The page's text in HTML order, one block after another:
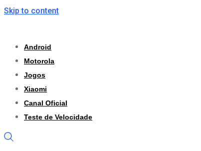
Skip to content
Android
Motorola
Jogos
Xiaomi
Canal Oficial
Teste de Velocidade